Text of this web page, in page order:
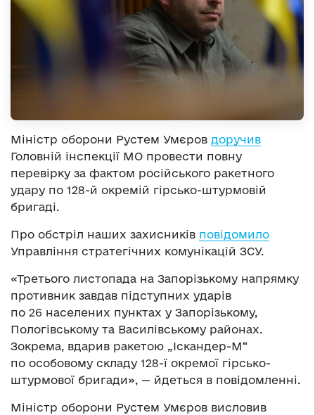
Міністр оборони Рустем Умєров доручив
Головній інспекції МО провести повну
перевірку за фактом російського ракетного
удару по 128-й окремій гірсько-штурмовій
бригаді.
Про обстріл наших захисників повідомило
Управління стратегічних комунікацій ЗСУ.
«Третього листопада на Запорізькому напрямку
противник завдав підступних ударів
по 26 населених пунктах у Запорізькому,
Пологівському та Василівському районах.
Зокрема, вдарив ракетою „Іскандер-М“
по особовому складу 128-ї окремої гірсько-
штурмової бригади», — йдеться в повідомленні.
Міністр оборони Рустем Умєров висловив